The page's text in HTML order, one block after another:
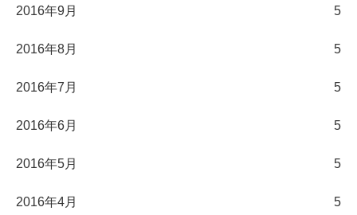
2016年9月 5
2016年8月 5
2016年7月 5
2016年6月 5
2016年5月 5
2016年4月 5